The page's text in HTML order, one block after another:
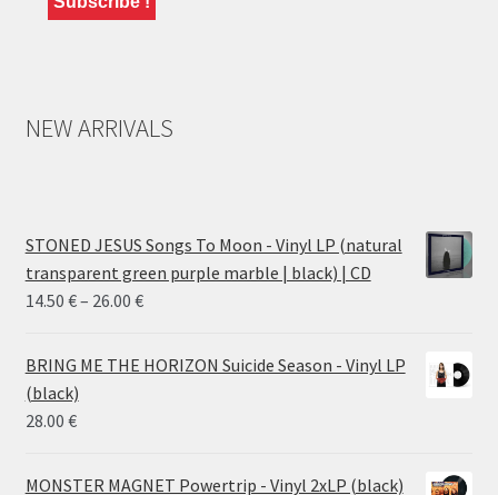
NEW ARRIVALS
STONED JESUS Songs To Moon - Vinyl LP (natural
transparent green purple marble | black) | CD
14.50 €– 26.00 €Price
14.50 €
BRING ME THE HORIZON Suicide Season - Vinyl LP
(black)
28.00 €
MONSTER MAGNET Powertrip - Vinyl 2xLP (black)